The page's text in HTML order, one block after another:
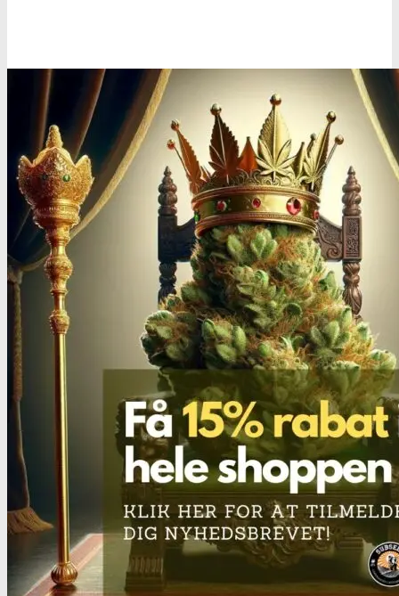
Oplev ALLe vores
brands lige her
Gå til brands
Narkotests
Narkotests
Kokain Tests
Kokain renhedhedstest
Crack renhedhedstest
Kokain blandingsmiddel test
MDMA
MDMA renhedstest